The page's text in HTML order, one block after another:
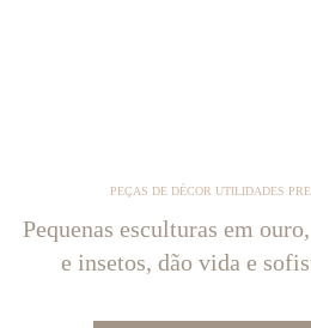
PEÇAS DE DÉCOR UTILIDADES
Pequenas esculturas em
e insetos, dão vida e